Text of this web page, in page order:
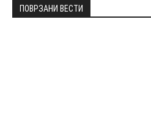
ПОВРЗАНИ ВЕСТИ